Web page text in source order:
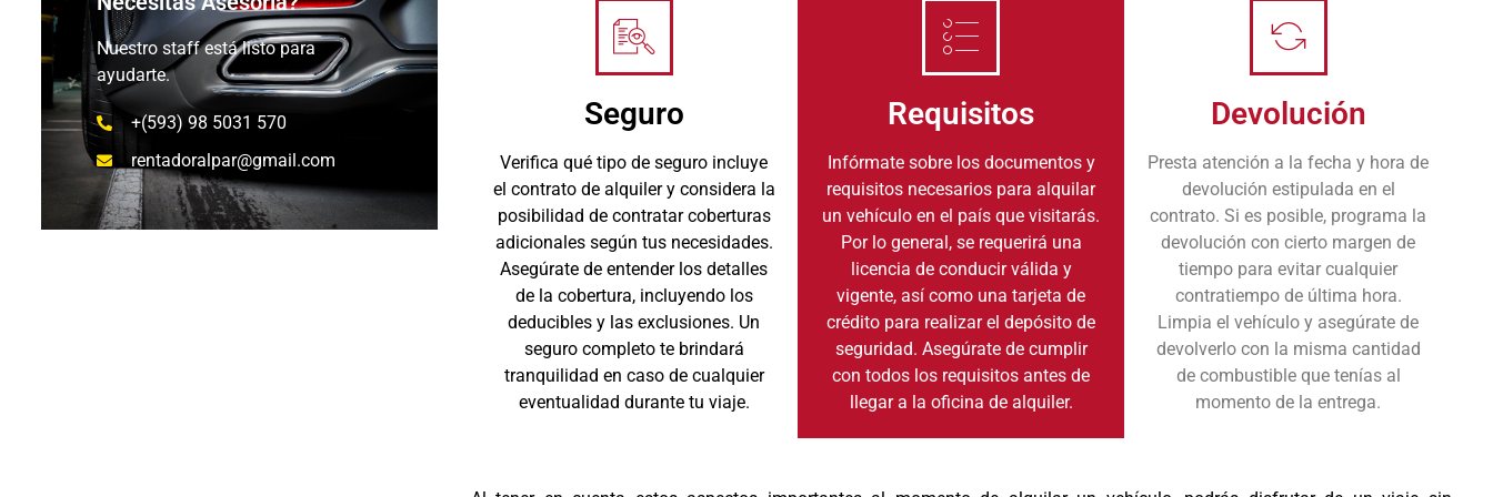
Nuestro staff está listo para
ayudarte.
+(593) 98 5031 570
rentadoralpar@gmail.com
Seguro
Verifica qué tipo de seguro incluye
el contrato de alquiler y considera la
posibilidad de contratar coberturas
adicionales según tus necesidades.
Asegúrate de entender los detalles
de la cobertura, incluyendo los
deducibles y las exclusiones. Un
seguro completo te brindará
tranquilidad en caso de cualquier
eventualidad durante tu viaje.
Requisitos
Infórmate sobre los documentos y
requisitos necesarios para alquilar
un vehículo en el país que visitarás.
Por lo general, se requerirá una
licencia de conducir válida y
vigente, así como una tarjeta de
crédito para realizar el depósito de
seguridad. Asegúrate de cumplir
con todos los requisitos antes de
llegar a la oficina de alquiler.
Devolución
Presta atención a la fecha y hora de
devolución estipulada en el
contrato. Si es posible, programa la
devolución con cierto margen de
tiempo para evitar cualquier
contratiempo de última hora.
Limpia el vehículo y asegúrate de
devolverlo con la misma cantidad
de combustible que tenías al
momento de la entrega.